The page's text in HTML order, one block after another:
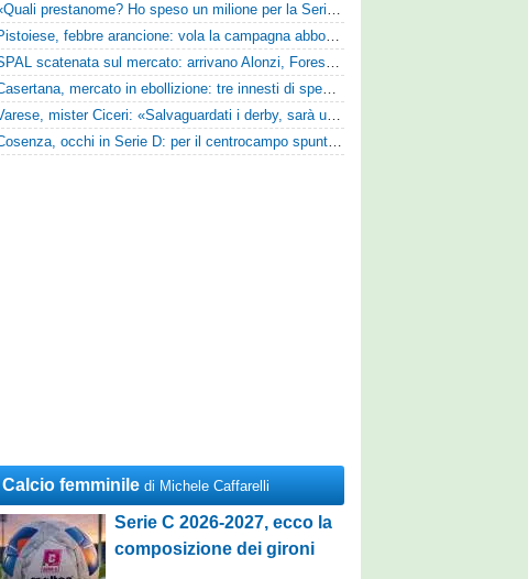
«Quali prestanome? Ho speso un milione per la Serie D»: Bandecchi rompe il silenzio sul futuro della Ternana
Pistoiese, febbre arancione: vola la campagna abbonamenti, superata quota 750 tessere
SPAL scatenata sul mercato: arrivano Alonzi, Foresta, Munaretto e Tobia
Casertana, mercato in ebollizione: tre innesti di spessore per lo scacchiere di Vinicio Espinal
Varese, mister Ciceri: «Salvaguardati i derby, sarà un campionato avvincente»
Cosenza, occhi in Serie D: per il centrocampo spunta anche Gerardo Di Gilio
Calcio femminile di Michele Caffarelli
Serie C 2026-2027, ecco la
composizione dei gironi